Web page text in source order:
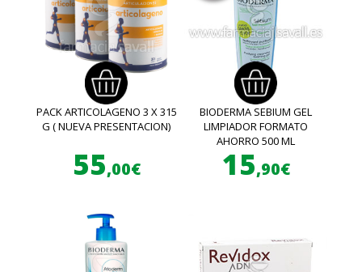
PACK ARTICOLAGENO 3 X 315
G ( NUEVA PRESENTACION)
55,00€
BIODERMA SEBIUM GEL
LIMPIADOR FORMATO
AHORRO 500 ML
15,90€